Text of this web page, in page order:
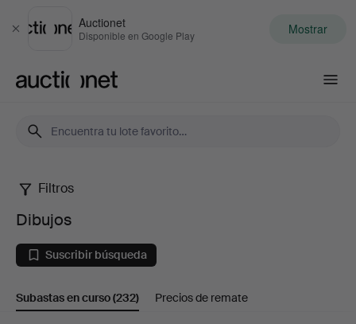
Cerrar
Auctionet
Disponible en Google Play Mostrar
Dibujos
Filtros
Dibujos
Suscribir búsqueda
Subastas en curso(232) Precios de remate